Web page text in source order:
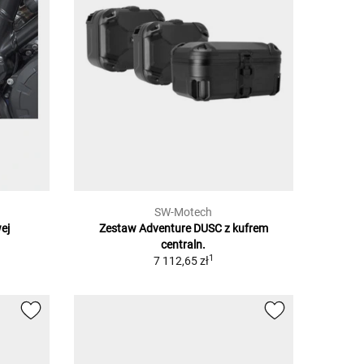
SW-Motech
Zestaw Adventure DUSC z kufrem
centraln.
7 112,65 zł1